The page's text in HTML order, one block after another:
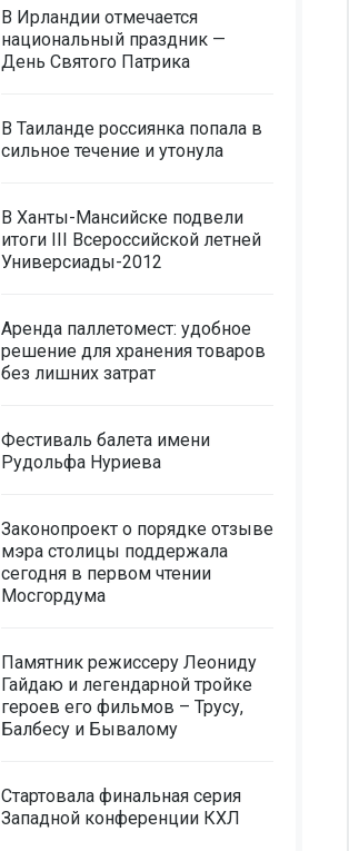
В Ирландии отмечается
национальный праздник —
День Святого Патрика
В Таиланде россиянка попала в
сильное течение и утонула
В Ханты-Мансийске подвели
итоги III Всероссийской летней
Универсиады-2012
Аренда паллетомест: удобное
решение для хранения товаров
без лишних затрат
Фестиваль балета имени
Рудольфа Нуриева
Законопроект о порядке отзыве
мэра столицы поддержала
сегодня в первом чтении
Мосгордума
Памятник режиссеру Леониду
Гайдаю и легендарной тройке
героев его фильмов – Трусу,
Балбесу и Бывалому
Стартовала финальная серия
Западной конференции КХЛ